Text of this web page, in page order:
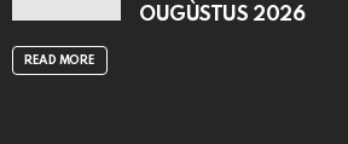
OUGÙSTUS 2026
READ MORE